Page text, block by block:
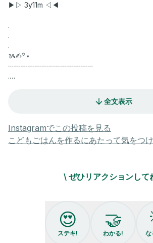
▶︎▷ 3y11m ◁◀︎
.
.
.
ᝰ✍︎꙳⋆
┈┈┈┈┈┈┈┈┈┈┈┈
.
ワンオペワーママリアルごはん🌙
コストコのしゃぶしゃぶのお肉で
肉巻きおむすび🍖
初めての坊っちゃんも完食☺️
@bamangbamang_official_jp 様の5区分プレ
そして食洗機対応で最高パターン🤟🤍
吸盤もついてて、幼児にも◎👶🏻
全文表示
Instagramでこの投稿を見る
こどもごはんを作るにあたって気をつ
\ ぜひリアクションして
😍
ステキ!
🤝
わかる! な